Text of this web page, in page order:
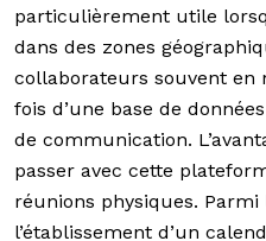
particulièrement utile
dans des zones
collaborateurs souvent en
fois d’une base de
de communication.
passer avec cette
réunions physiques.
l’établissement d’un